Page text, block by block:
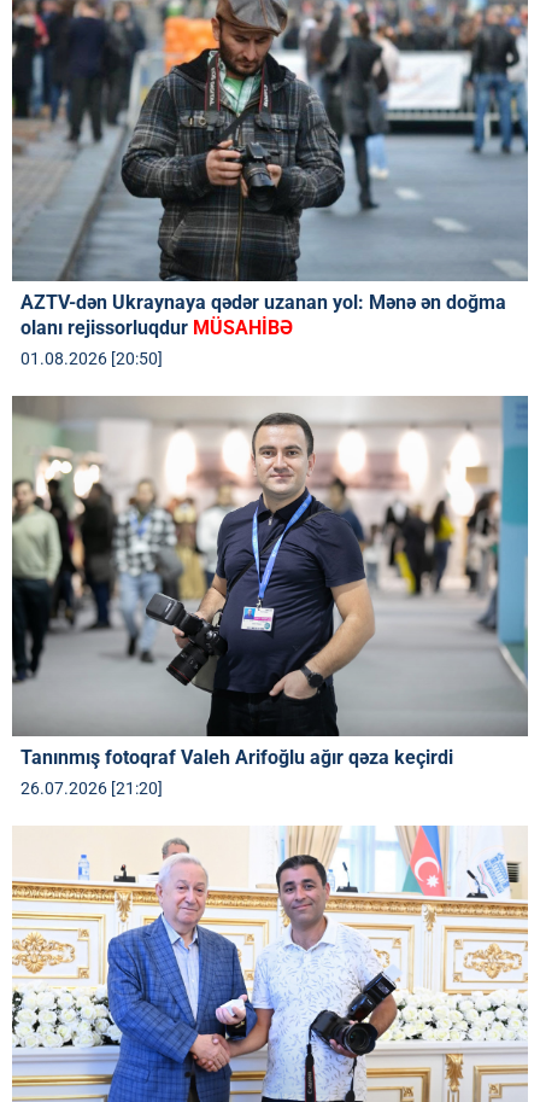
AZTV-dən Ukraynaya qədər uzanan yol: Mənə ən doğma
olanı rejissorluqdur MÜSAHİBƏ
01.08.2026 [20:50]
Tanınmış fotoqraf Valeh Arifoğlu ağır qəza keçirdi
26.07.2026 [21:20]